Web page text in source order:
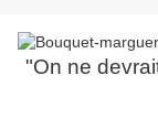
"On ne